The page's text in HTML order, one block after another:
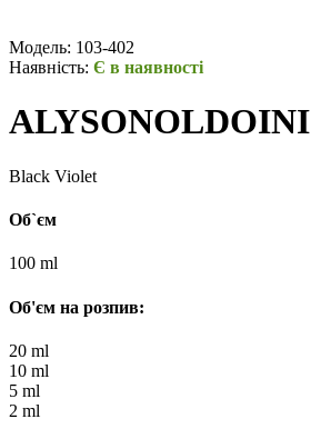
Модель: 103-402
Наявність: Є в наявності
Black Violet
Об`єм
100 ml
Об'єм на розпив:
20 ml
10 ml
5 ml
2 ml